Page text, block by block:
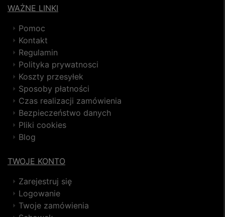
WAŻNE LINKI
Pomoc
Kontakt
Regulamin
Polityka prywatnosci
Koszty przesyłek
Sposoby płatności
Czas realizacji zamówienia
Bezpieczeństwo danych
Pliki cookies
Blog
TWOJE KONTO
Zarejestruj się
Logowanie
Twoje zamówienia